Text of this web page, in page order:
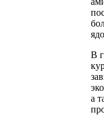
В
а